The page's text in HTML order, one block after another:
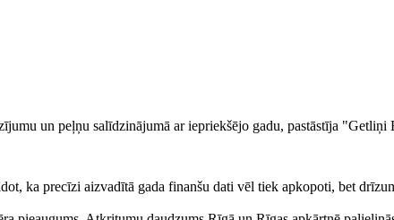
un peļņu salīdzinājumā ar iepriekšējo gadu, pastāstīja "Getliņi
ka precīzi aizvadītā gada finanšu dati vēl tiek apkopoti, bet